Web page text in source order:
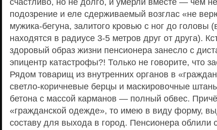
подозрение и еле сдерживаемый возглас «не
мужика-бегуна, залитого кровью с ног до головы
находятся в радиусе 3-5 метров друг от друга).
здоровый образ жизни пенсионера занесло с
эпицентр катастрофы?! Только не говорите, что
Рядом товарищ из внутренних органов в
светло-коричневые берцы и маскировочные
бетона c массой карманов — полный обвес.
«гражданской одежде», то имею в виду форму,
составу для выхода в город. Пенсионера облили